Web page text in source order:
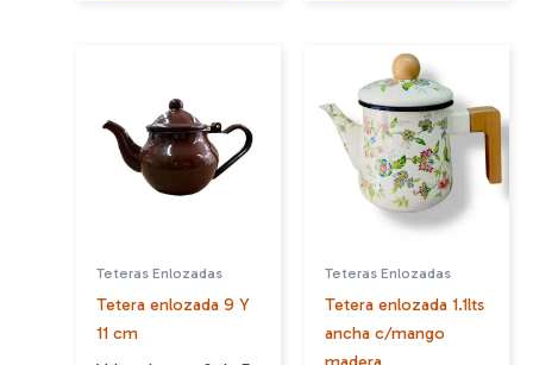
Teteras Enlozadas
Tetera enlozada 9 Y
11 cm
Teteras Enlozadas
Tetera enlozada 1.1lts
ancha c/mango